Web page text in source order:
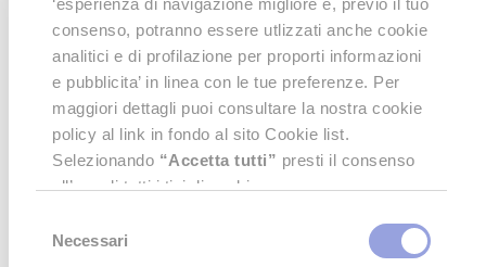
consenso, potranno essere utlizzati anche cookie
analitici e di profilazione per proporti informazioni
e pubblicita’ in linea con le tue preferenze. Per
maggiori dettagli puoi consultare la nostra cookie
policy al link in fondo al sito Cookie list.
Selezionando “Accetta tutti” presti il consenso
all’uso di tutti i tipi di cookie.
consenso solamente all'utilizzo dei cookies attivi
delNecessari